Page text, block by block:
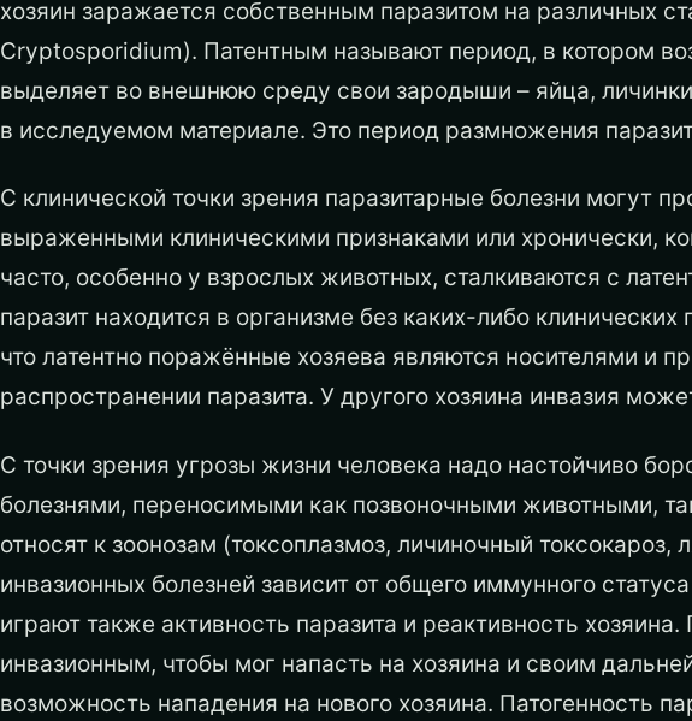
хозяин заражается собственным паразитом на различных
Cryptosporidium). Патентным называют период, в котором
выделяет во внешнюю среду свои зародыши – яйца,
в исследуемом материале. Это период размножения
С клинической точки зрения паразитарные болезни могут
выраженными клиническими признаками или хронически,
часто, особенно у взрослых животных, сталкиваются с
паразит находится в организме без каких-либо
что латентно поражённые хозяева являются носителями и
распространении паразита. У другого хозяина инвазия
С точки зрения угрозы жизни человека надо настойчиво
болезнями, переносимыми как позвоночными животными,
относят к зоонозам (токсоплазмоз, личиночный токсокароз,
инвазионных болезней зависит от общего иммунного
играют также активность паразита и реактивность
инвазионным, чтобы мог напасть на хозяина и своим
возможность нападения на нового хозяина. Патогенность